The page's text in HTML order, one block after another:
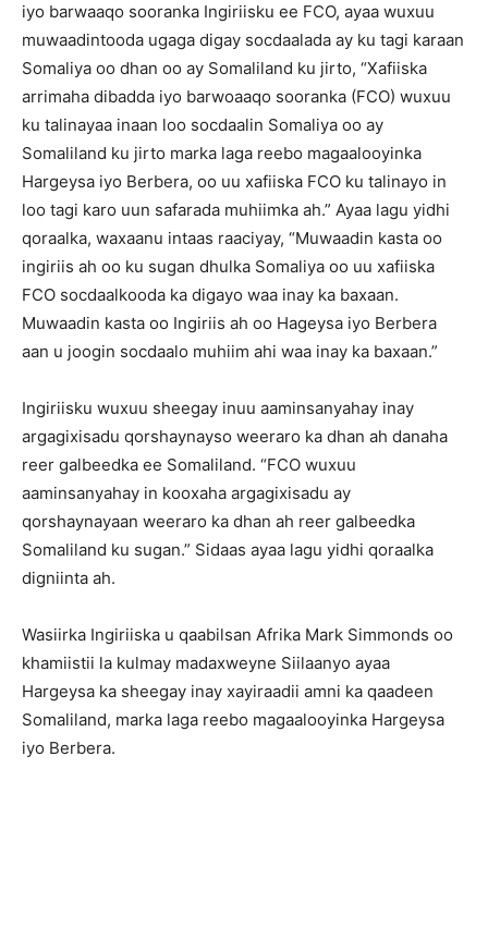
iyo barwaaqo sooranka Ingiriisku ee FCO, ayaa wuxuu
muwaadintooda ugaga digay socdaalada ay ku tagi karaan
Somaliya oo dhan oo ay Somaliland ku jirto, “Xafiiska
arrimaha dibadda iyo barwoaaqo sooranka (FCO) wuxuu
ku talinayaa inaan loo socdaalin Somaliya oo ay
Somaliland ku jirto marka laga reebo magaalooyinka
Hargeysa iyo Berbera, oo uu xafiiska FCO ku talinayo in
loo tagi karo uun safarada muhiimka ah.” Ayaa lagu yidhi
qoraalka, waxaanu intaas raaciyay, “Muwaadin kasta oo
ingiriis ah oo ku sugan dhulka Somaliya oo uu xafiiska
FCO socdaalkooda ka digayo waa inay ka baxaan.
Muwaadin kasta oo Ingiriis ah oo Hageysa iyo Berbera
aan u joogin socdaalo muhiim ahi waa inay ka baxaan.”
Ingiriisku wuxuu sheegay inuu aaminsanyahay inay
argagixisadu qorshaynayso weeraro ka dhan ah danaha
reer galbeedka ee Somaliland. “FCO wuxuu
aaminsanyahay in kooxaha argagixisadu ay
qorshaynayaan weeraro ka dhan ah reer galbeedka
Somaliland ku sugan.” Sidaas ayaa lagu yidhi qoraalka
digniinta ah.
Wasiirka Ingiriiska u qaabilsan Afrika Mark Simmonds oo
khamiistii la kulmay madaxweyne Siilaanyo ayaa
Hargeysa ka sheegay inay xayiraadii amni ka qaadeen
Somaliland, marka laga reebo magaalooyinka Hargeysa
iyo Berbera.